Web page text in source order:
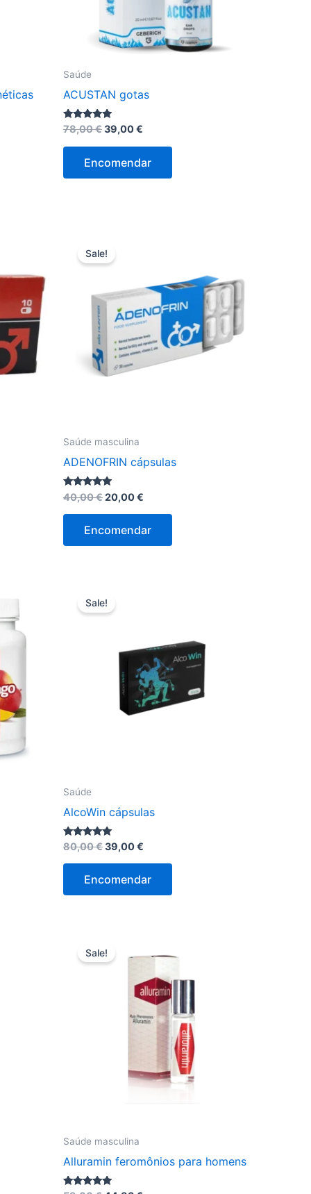
Saúde
ACUSTAN gotas
Avaliação
4.80
de 5
78,00€O
era:
78,00 €.
39,00€
é:
39,00 €.
Encomendar
Sale!
Saúde masculina
ADENOFRIN cápsulas
Avaliação
4.75
de 5
40,00€O
era:
40,00 €.
20,00€
é:
20,00 €.
Encomendar
Sale!
Saúde
AlcoWin cápsulas
Avaliação
4.78
de 5
80,00€O
era:
80,00 €.
39,00€
é:
39,00 €.
Encomendar
Sale!
Saúde masculina
Alluramin feromônios para homens